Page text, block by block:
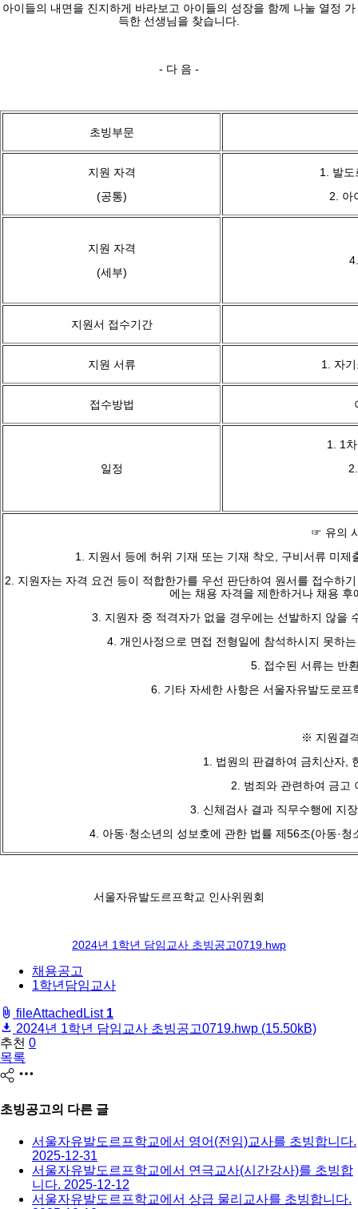
아이들의 내면을 진지하게 바라보고 아이들의 성장을 함께 나눌 열정 가
득한 선생님을 찾습니다.
- 다 음 -
초빙부문
지원 자격
(공통)
1. 발도
2. 아
지원 자격
(세부)
지원서 접수기간
지원 서류 1. 자
접수방법
일정
1. 1
☞ 유의
1. 지원서 등에 허위 기재 또는 기재 착오, 구비서류 미
2. 지원자는 자격 요건 등이 적합한가를 우선 판단하여 원서를 접수하
에는 채용 자격을 제한하거나 채용
3. 지원자 중 적격자가 없을 경우에는 선발하지 않을
4. 개인사정으로 면접 전형일에 참석하시지 못하
5. 접수된 서류는 반
6. 기타 자세한 사항은 서울자유발도로
※ 지원결
1. 법원의 판결하여 금치산자,
2. 범죄와 관련하여 금고
3. 신체검사 결과 직무수행에 지
4. 아동·청소년의 성보호에 관한 법률 제56조(아동·
서울자유발도르프학교 인사위원회
2024년 1학년 담임교사 초빙공고0719.hwp
채용공고
1학년담임교사
fileAttachedList 1
2024년 1학년 담임교사 초빙공고0719.hwp (15.50kB)
추천 0
목록
share
초빙공고의 다른 글
서울자유발도르프학교에서 영어(전임)교사를 초빙합니다.
2025-12-31
서울자유발도르프학교에서 연극교사(시간강사)를 초빙합
니다. 2025-12-12
서울자유발도르프학교에서 상급 물리교사를 초빙합니다.